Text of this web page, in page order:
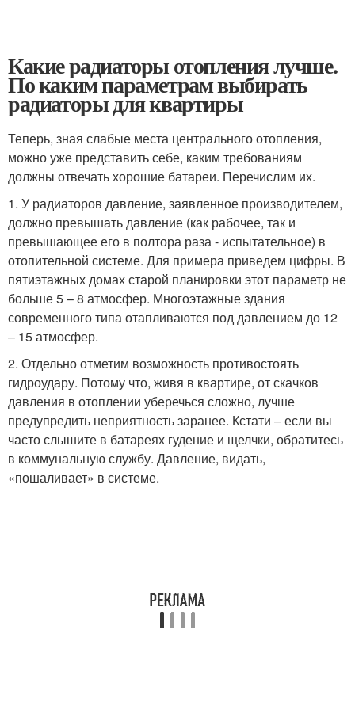
Какие радиаторы отопления лучше.
По каким параметрам выбирать
радиаторы для квартиры
Теперь, зная слабые места центрального отопления,
можно уже представить себе, каким требованиям
должны отвечать хорошие батареи. Перечислим их.
1. У радиаторов давление, заявленное производителем,
должно превышать давление (как рабочее, так и
превышающее его в полтора раза - испытательное) в
отопительной системе. Для примера приведем цифры. В
пятиэтажных домах старой планировки этот параметр не
больше 5 – 8 атмосфер. Многоэтажные здания
современного типа отапливаются под давлением до 12
– 15 атмосфер.
2. Отдельно отметим возможность противостоять
гидроудару. Потому что, живя в квартире, от скачков
давления в отоплении уберечься сложно, лучше
предупредить неприятность заранее. Кстати – если вы
часто слышите в батареях гудение и щелчки, обратитесь
в коммунальную службу. Давление, видать,
«пошаливает» в системе.